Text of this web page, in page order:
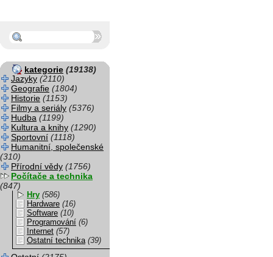
kategorie (19138)
Jazyky (2110)
Geografie (1804)
Historie (1153)
Filmy a seriály (5376)
Hudba (1199)
Kultura a knihy (1290)
Sportovní (1118)
Humanitní, společenské
(310)
Přírodní vědy (1756)
Počítače a technika
(847)
Hry (586)
Hardware (16)
Software (10)
Programování (6)
Internet (57)
Ostatní technika (39)